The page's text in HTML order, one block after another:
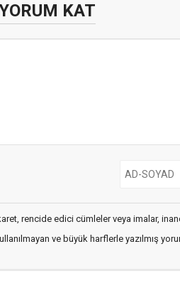
KAT
rencide edici cümleler veya imalar,
ve büyük harflerle yazılmış